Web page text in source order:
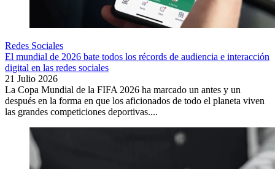
Redes Sociales
El mundial de 2026 bate todos los récords de audiencia e interacción
digital en las redes sociales
21 Julio 2026
La Copa Mundial de la FIFA 2026 ha marcado un antes y un
después en la forma en que los aficionados de todo el planeta viven
las grandes competiciones deportivas....